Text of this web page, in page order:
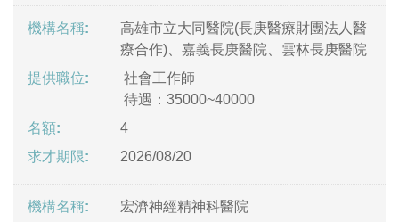
高雄市立大同醫院(長庚醫療財團法人醫
療合作)、嘉義長庚醫院、雲林長庚醫院
社會工作師
待遇：35000~40000
4
2026/08/20
宏濟神經精神科醫院